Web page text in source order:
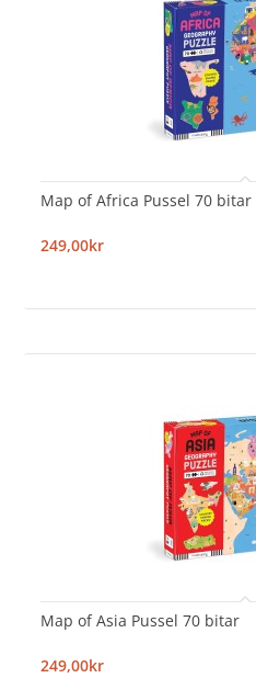
Map of Africa Pussel 70 bitar
249,00kr
Map of Asia Pussel 70 bitar
249,00kr